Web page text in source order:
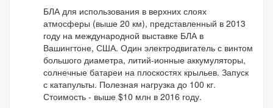
БЛА для использования в верхних слоях
атмосферы (выше 20 км), представленный в 2013
году на международной выставке БЛА в
Вашингтоне, США. Один электродвигатель с винтом
большого диаметра, литий-ионные аккумуляторы,
солнечные батареи на плоскостях крыльев. Запуск
с катапульты. Полезная нагрузка до 100 кг.
Стоимость - выше $10 млн в 2016 году.